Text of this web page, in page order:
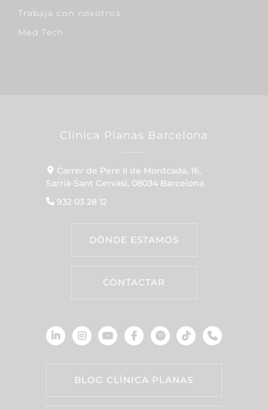
Trabaja con nosotros
Med Tech
Clínica Planas Barcelona
Carrer de Pere II de Montcada, 16,
Sarrià-Sant Gervasi, 08034 Barcelona
932 03 28 12
DÓNDE ESTAMOS
CONTACTAR
BLOG CLÍNICA PLANAS